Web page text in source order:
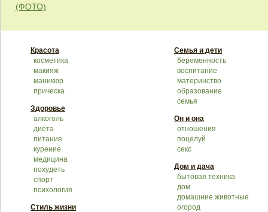
(ФОТО)
Красота
косметика
макияж
маникюр
прическа
Здоровье
алкоголь
диета
питание
курение
медицина
похудеть
спорт
психология
Стиль жизни
Семья и дети
беременность
воспитание
материнство
образование
семья
Он и она
отношения
поцелуй
секс
Дом и дача
бытовая техника
дом
домашние животные
огород